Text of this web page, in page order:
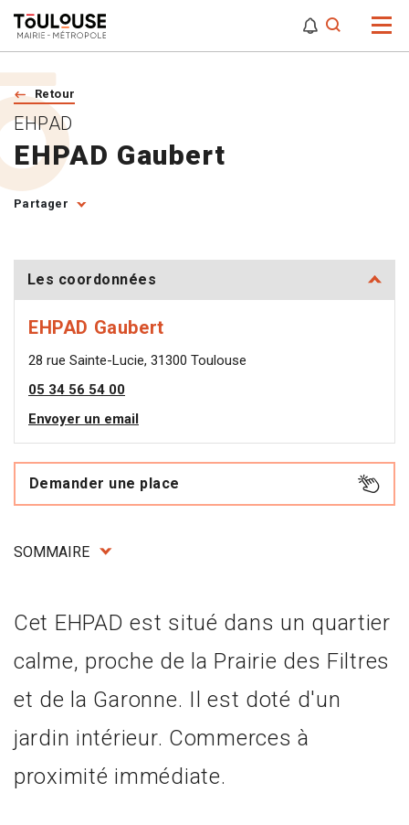
Retour
EHPAD Gaubert
EHPAD
Partager
Les coordonnées
EHPAD Gaubert
28 rue Sainte-Lucie, 31300 Toulouse
05 34 56 54 00
Envoyer un email
Demander une place
SOMMAIRE
Cet EHPAD est situé dans un quartier
calme, proche de la Prairie des Filtres
et de la Garonne. Il est doté d'un
jardin intérieur. Commerces à
proximité immédiate.